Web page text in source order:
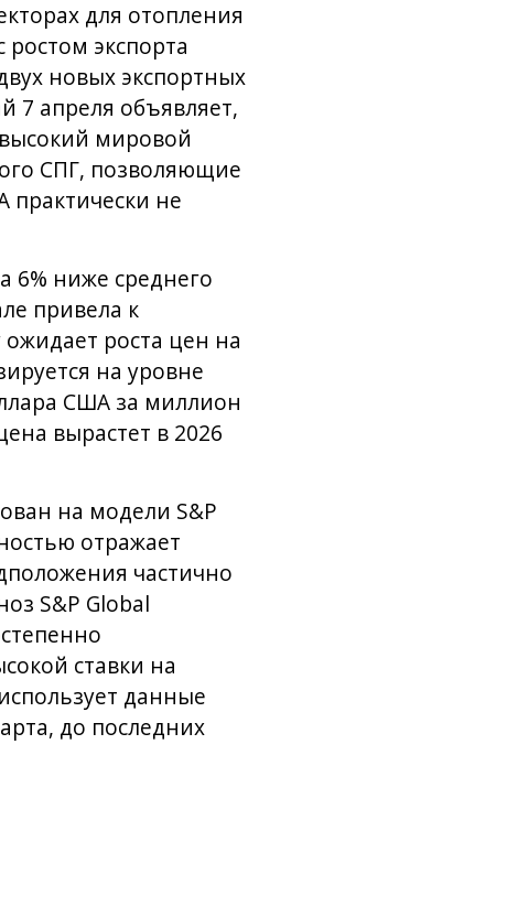
для отопления
экспорта
новых экспортных
7 апреля объявляет,
мировой
СПГ, позволяющие
практически не
6% ниже среднего
привела к
роста цен на
на уровне
США за миллион
вырастет в 2026
на модели S&P
отражает
частично
S&P Global
ставки на
данные
до последних